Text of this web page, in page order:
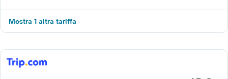
Mostra 1 altra tariffa